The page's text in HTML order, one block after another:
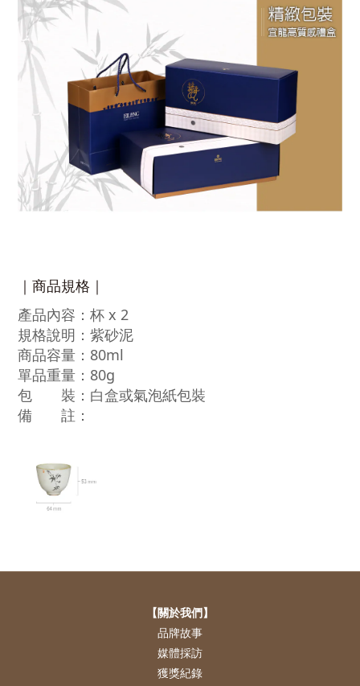
｜商品規格｜
產品內容：杯 x 2
規格說明：紫砂泥
商品容量：80ml
單品重量：80g
包 裝：白盒或氣泡紙包裝
備 註：
【關於我們】
品牌故事
媒體採訪
獲獎紀錄